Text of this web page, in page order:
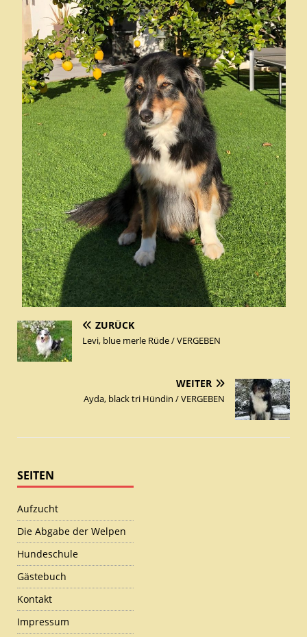
ZURÜCK
Levi, blue merle Rüde / VERGEBEN
WEITER
Ayda, black tri Hündin / VERGEBEN
SEITEN
Aufzucht
Die Abgabe der Welpen
Hundeschule
Gästebuch
Kontakt
Impressum